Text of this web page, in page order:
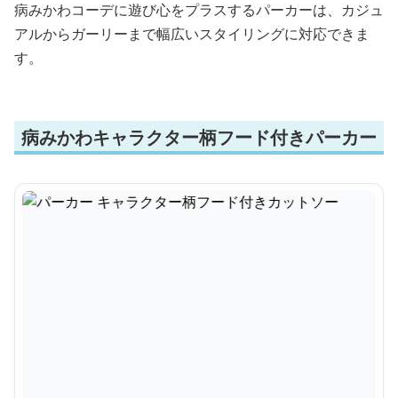
病みかわコーデに遊び心をプラスするパーカーは、カジュ
アルからガーリーまで幅広いスタイリングに対応できま
す。
病みかわキャラクター柄フード付きパーカー